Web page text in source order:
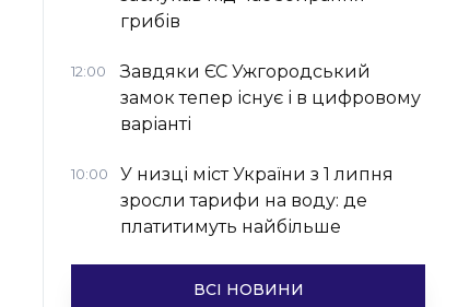
грибів
12:00
Завдяки ЄС Ужгородський
замок тепер існує і в цифровому
варіанті
10:00
У низці міст України з 1 липня
зросли тарифи на воду: де
платитимуть найбільше
ВСІ НОВИНИ